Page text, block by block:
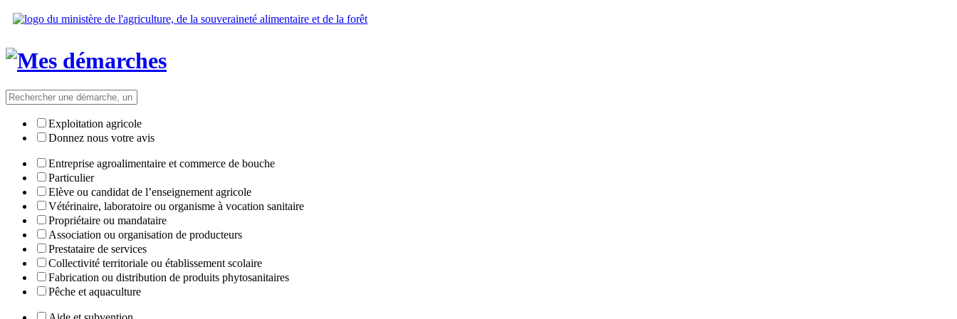
Exploitation agricole
Donnez nous votre avis
Entreprise agroalimentaire et commerce de bouche
Particulier
Elève ou candidat de l’enseignement agricole
Vétérinaire, laboratoire ou organisme à vocation sanitaire
Propriétaire ou mandataire
Association ou organisation de producteurs
Prestataire de services
Collectivité territoriale ou établissement scolaire
Fabrication ou distribution de produits phytosanitaires
Pêche et aquaculture